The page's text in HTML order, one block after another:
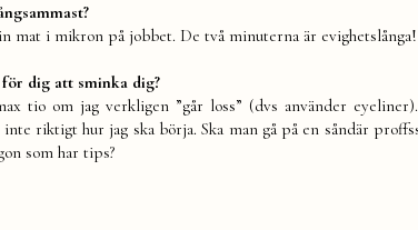
mat i mikron på jobbet. De två minuterna är evighetslånga!
dig att sminka dig?
tio om jag verkligen ”går loss” (dvs använder
riktigt hur jag ska börja. Ska man gå på en såndär
som har tips?